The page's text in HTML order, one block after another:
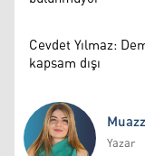
Cevdet Yılmaz:
kapsam dışı
Yazar